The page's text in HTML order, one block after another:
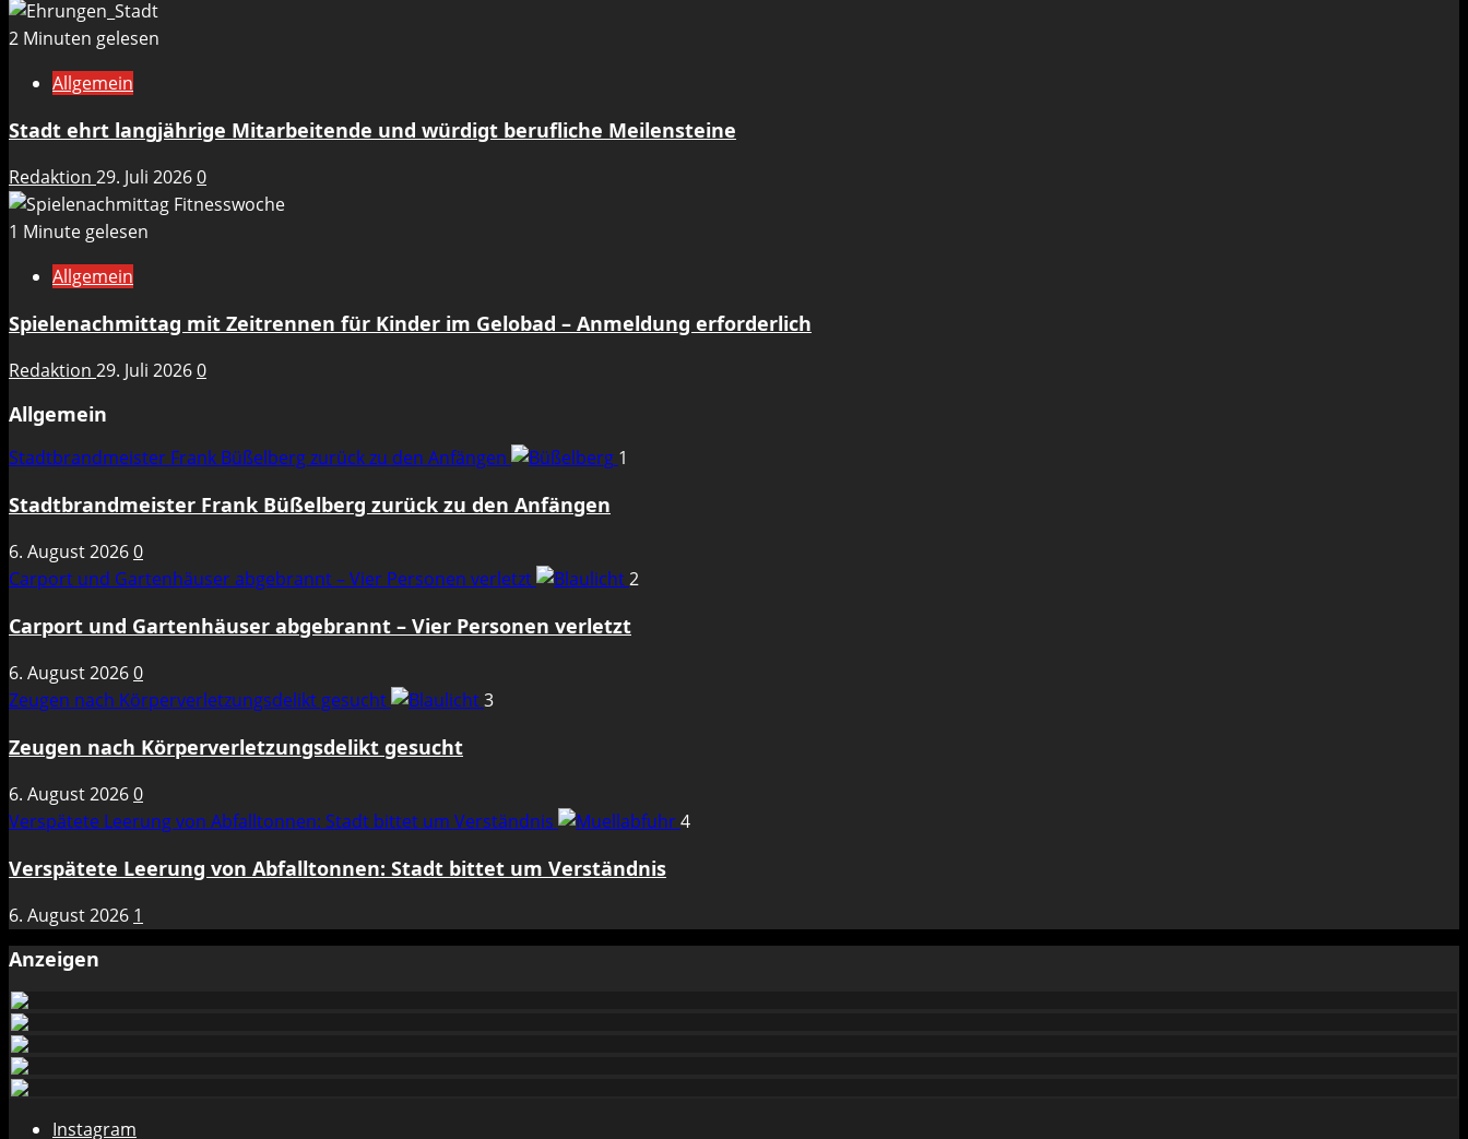
2 Minuten gelesen
Allgemein
Stadt ehrt langjährige Mitarbeitende und würdigt berufliche Meilensteine
Redaktion 29. Juli 20260
1 Minute gelesen
Allgemein
Spielenachmittag mit Zeitrennen für Kinder im Gelobad – Anmeldung erforderlich
Redaktion 29. Juli 20260
Allgemein
Stadtbrandmeister Frank Büßelberg zurück zu den Anfängen 1
Stadtbrandmeister Frank Büßelberg zurück zu den Anfängen
6. August 20260
Carport und Gartenhäuser abgebrannt – Vier Personen verletzt
2
Carport und Gartenhäuser abgebrannt – Vier Personen verletzt
6. August 20260
Zeugen nach Körperverletzungsdelikt gesucht
3
Zeugen nach Körperverletzungsdelikt gesucht
6. August 20260
Verspätete Leerung von Abfalltonnen: Stadt bittet um Verständnis
4
Verspätete Leerung von Abfalltonnen: Stadt bittet um Verständnis
6. August 2026 1
Anzeigen
Instagram